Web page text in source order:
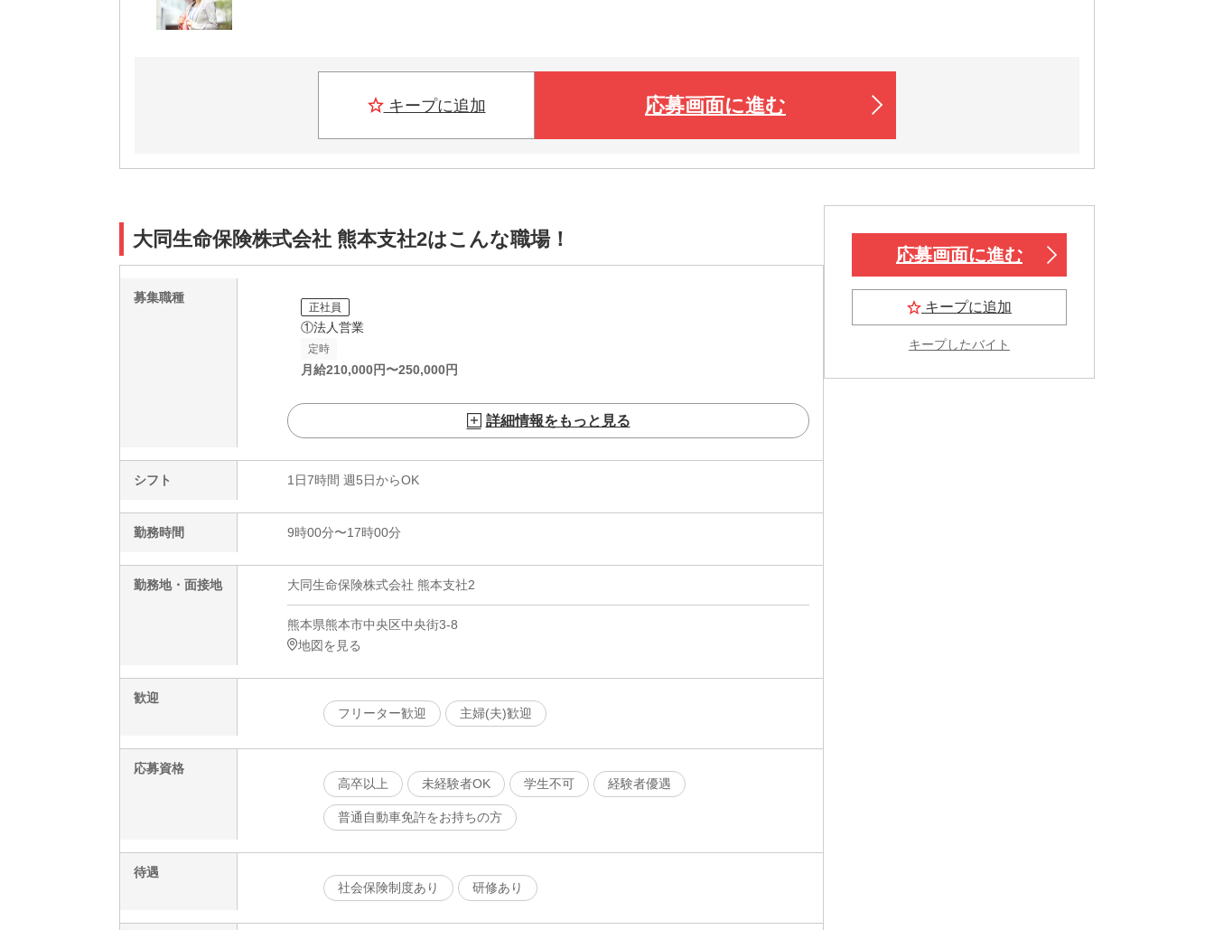
キープに追加 応募画面に進む
大同生命保険株式会社 熊本支社2はこんな職場！
募集職種
正社員
①法人営業
定時
月給210,000円〜250,000円
詳細情報をもっと見る
シフト 1日7時間 週5日からOK
勤務時間 9時00分〜17時00分
勤務地・面接地 大同生命保険株式会社 熊本支社2
熊本県熊本市中央区中央街3-8
地図を見る
歓迎
フリーター歓迎
主婦(夫)歓迎
応募資格
高卒以上
未経験者OK 学生不可 経験者優遇
普通自動車免許をお持ちの方
待遇
社会保険制度あり
研修あり
応募画面に進む
キープに追加
キープしたバイト